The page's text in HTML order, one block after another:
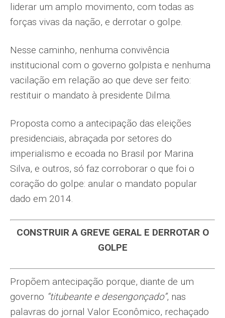
liderar um amplo movimento, com todas as
forças vivas da nação, e derrotar o golpe.
Nesse caminho, nenhuma convivência
institucional com o governo golpista e nenhuma
vacilação em relação ao que deve ser feito:
restituir o mandato à presidente Dilma.
Proposta como a antecipação das eleições
presidenciais, abraçada por setores do
imperialismo e ecoada no Brasil por Marina
Silva, e outros, só faz corroborar o que foi o
coração do golpe: anular o mandato popular
dado em 2014.
CONSTRUIR A GREVE GERAL E DERROTAR O
GOLPE
Propõem antecipação porque, diante de um
governo “titubeante e desengonçado”, nas
palavras do jornal Valor Econômico, rechaçado